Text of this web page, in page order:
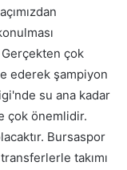
çok
ederek şampiyon
su ana kadar
çok önemlidir.
Bursaspor
takımı